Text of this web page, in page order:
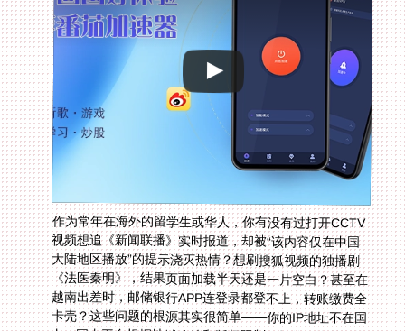
作为常年在海外的留学生或华人，你有没有过打开CCTV
视频想追《新闻联播》实时报道，却被“该内容仅在中国
大陆地区播放”的提示浇灭热情？想刷搜狐视频的独播剧
《法医秦明》，结果页面加载半天还是一片空白？甚至在
越南出差时，邮储银行APP连登录都登不上，转账缴费全
卡壳？这些问题的根源其实很简单——你的IP地址不在国
内，国内平台根据地域政策和版权限制，拒绝了海外IP的
访问。那么怎么解除CCTV视频地区限制？这篇文章会帮
你梳理海外党常见的国内内容访问痛点，教你如何选择靠
谱的回国加速器，解决从追剧到金融服务的各种问题，让